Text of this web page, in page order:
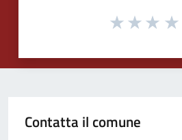
Contatta il comune